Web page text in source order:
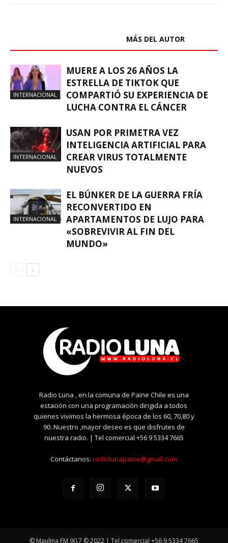
MÁS DEL AUTOR
INTERNACIONAL
MUERE A LOS 26 AÑOS LA
ESTRELLA DE TIKTOK QUE
COMPARTIÓ SU EXPERIENCIA DE
LUCHA CONTRA EL CÁNCER
INTERNACIONAL
USAN POR PRIMETRA VEZ
INTELIGENCIA ARTIFICIAL PARA
CREAR VIRUS TOTALMENTE
NUEVOS
INTERNACIONAL
EL BÚNKER DE LA GUERRA FRÍA
RECONVERTIDO EN
APARTAMENTOS DE LUJO PARA
«SOBREVIVIR AL FIN DEL
MUNDO»
Radio Luna , en la comuna de Paine Chile es una
estación con una programación dirigida a todos
quienes vivimos la hermosa época de los 60, 70,80 y
90. Nuestro ,mayor deseo es que disfrutes de
nuestra radio. | Tel comercial +56 9 5334 7665
Contáctanos:radiolunapaine@gmail.com
© Maulina FM 90.7 © 2022 | Tel comercial +56 9 5334 7665